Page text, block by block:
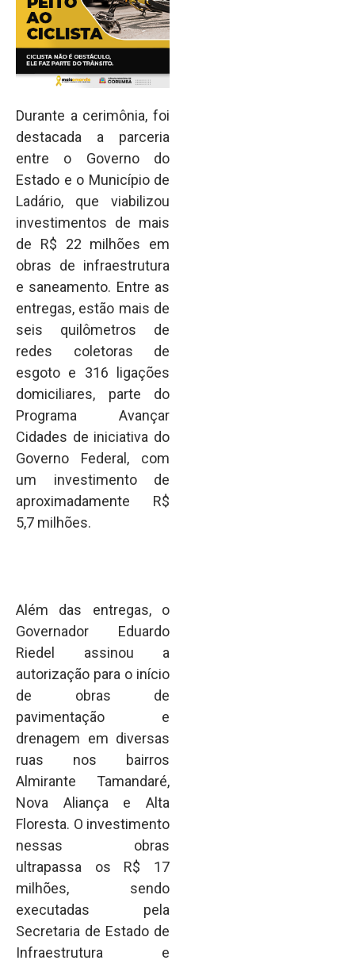
Durante a cerimônia, foi
destacada a parceria
entre o Governo do
Estado e o Município de
Ladário, que viabilizou
investimentos de mais
de R$ 22 milhões em
obras de infraestrutura
e saneamento. Entre as
entregas, estão mais de
seis quilômetros de
redes coletoras de
esgoto e 316 ligações
domiciliares, parte do
Programa Avançar
Cidades de iniciativa do
Governo Federal, com
um investimento de
aproximadamente R$
5,7 milhões.
Além das entregas, o
Governador Eduardo
Riedel assinou a
autorização para o início
de obras de
pavimentação e
drenagem em diversas
ruas nos bairros
Almirante Tamandaré,
Nova Aliança e Alta
Floresta. O investimento
nessas obras
ultrapassa os R$ 17
milhões, sendo
executadas pela
Secretaria de Estado de
Infraestrutura e